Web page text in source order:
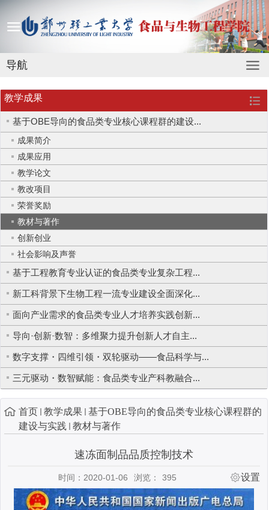
导航
教学成果
基于OBE导向的食品类专业核心课程群的建设...
成果简介
成果应用
教学论文
教改项目
荣誉奖励
教材与著作
创新创业
社会影响及声誉
基于工程教育专业认证的食品类专业复杂工程...
新工科背景下生物工程一流专业建设全面深化...
面向产业需求的食品类专业人才培养实践创新...
导向·创新·数智：多维聚力提升创新人才自主...
数字支撑・四维引领・双轮驱动——食品科学与...
三元驱动・数智赋能：食品类专业产科教融合...
首页 教学成果 基于OBE导向的食品类专业核心课程群的
建设与实践
教材与著作
速冻面制品品质控制技术
时间：2020-01-06 浏览： 395 设置